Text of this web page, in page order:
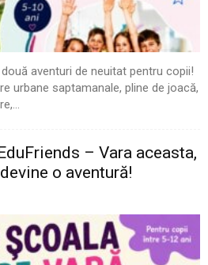
aventuri de neuitat pentru copii!
urbane saptamanale, pline de joacă,
– Vara aceasta,
o aventură!